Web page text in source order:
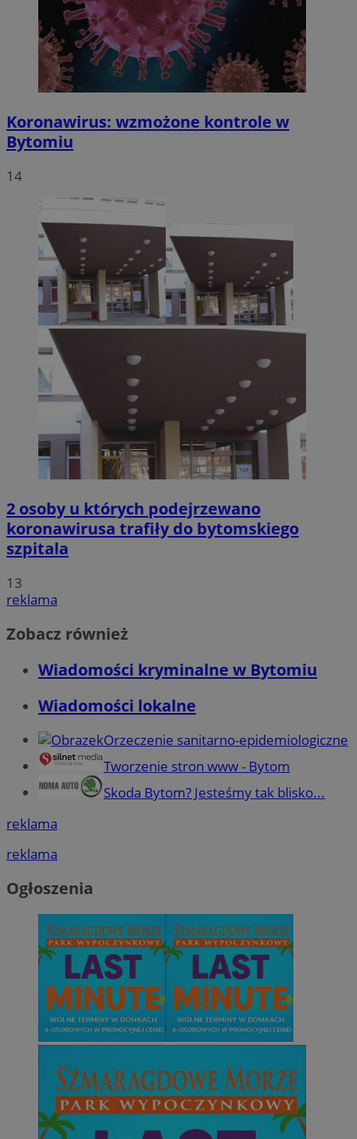
Koronawirus: wzmożone kontrole w
Bytomiu
14
2 osoby u których podejrzewano
koronawirusa trafiły do bytomskiego
szpitala
13
reklama
Zobacz również
Wiadomości kryminalne w Bytomiu
Wiadomości lokalne
Orzeczenie sanitarno-epidemiologiczne
Tworzenie stron www - Bytom
Skoda Bytom? Jesteśmy tak blisko...
reklama
reklama
Ogłoszenia